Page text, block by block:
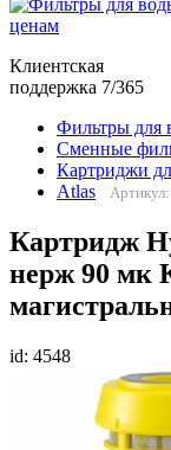
Клиентская
поддержка 7/365
Фильтры для
Сменные
Картриджи
Atlas
Картридж
нерж 90 мк
id: 4548